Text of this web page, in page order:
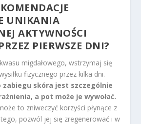
UNIKANIA
AKTYWNOŚCI
PIERWSZE DNI?
migdałowego, wstrzymaj się
fizycznego przez kilka dni.
zabiegu skóra jest szczególnie
a pot może je wywołać.
to zniweczyć korzyści płynące z
pozwól jej się zregenerować i w